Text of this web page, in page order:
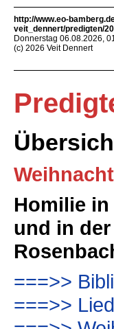
http://www.eo-
veit_dennert/predigten/
Donnerstag 06.08.2026,
(c) 2026 Veit Dennert
Homilie
und in
===>>
===>>